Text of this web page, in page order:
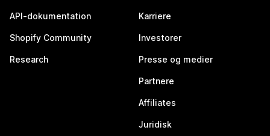
API-dokumentation
Shopify Community
Research
Karriere
Investorer
Presse og medier
Partnere
Affiliates
Juridisk